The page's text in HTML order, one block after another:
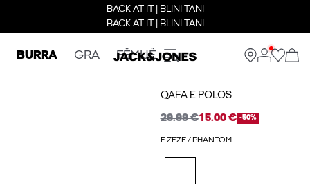
BACK AT IT | BLINI TANI
BACK AT IT | BLINI TANI
BURRA GRA FËMIJË
QAFA E POLOS
29.99 €15.00 € -50%
E ZEZË / PHANTOM